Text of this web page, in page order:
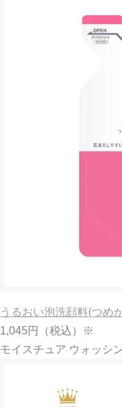
うるおい泡洗顔料(つめ
1,045円
（税込）※
モイスチュア ウォッシ